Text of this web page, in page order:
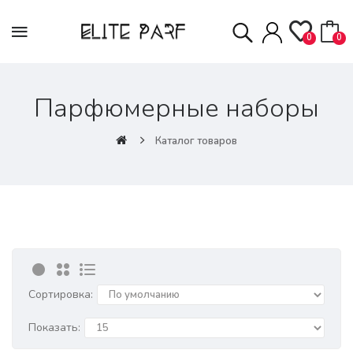
0 0
Парфюмерные наборы
Каталог товаров
Сортировка:
Показать: